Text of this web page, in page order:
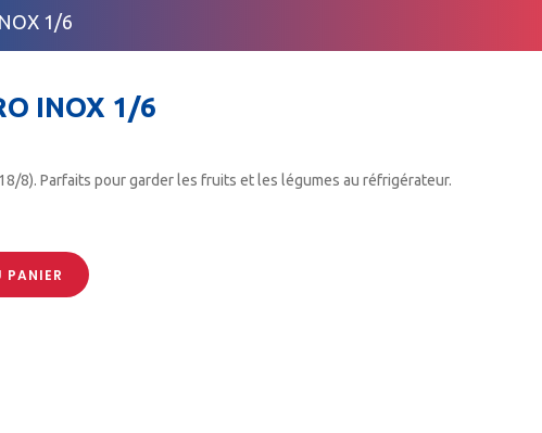
1/6
INOX 1/6
8). Parfaits pour garder les fruits et les légumes au réfrigérateur.
PANIER